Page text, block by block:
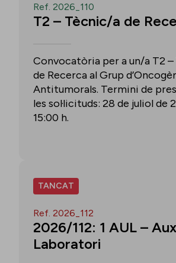
Ref. 2026_110
T2 – Tècnic/a de
Convocatòria per a un/a T2
de Recerca al Grup
Antitumorals. Termini de
les sol·licituds: 28 de juliol de
15:00 h.
TANCAT
Ref. 2026_112
2026/112: 1 AUL –
Laboratori